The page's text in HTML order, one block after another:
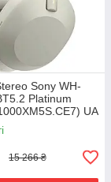
Sony WH-
Platinum
UA
15 266 ₴